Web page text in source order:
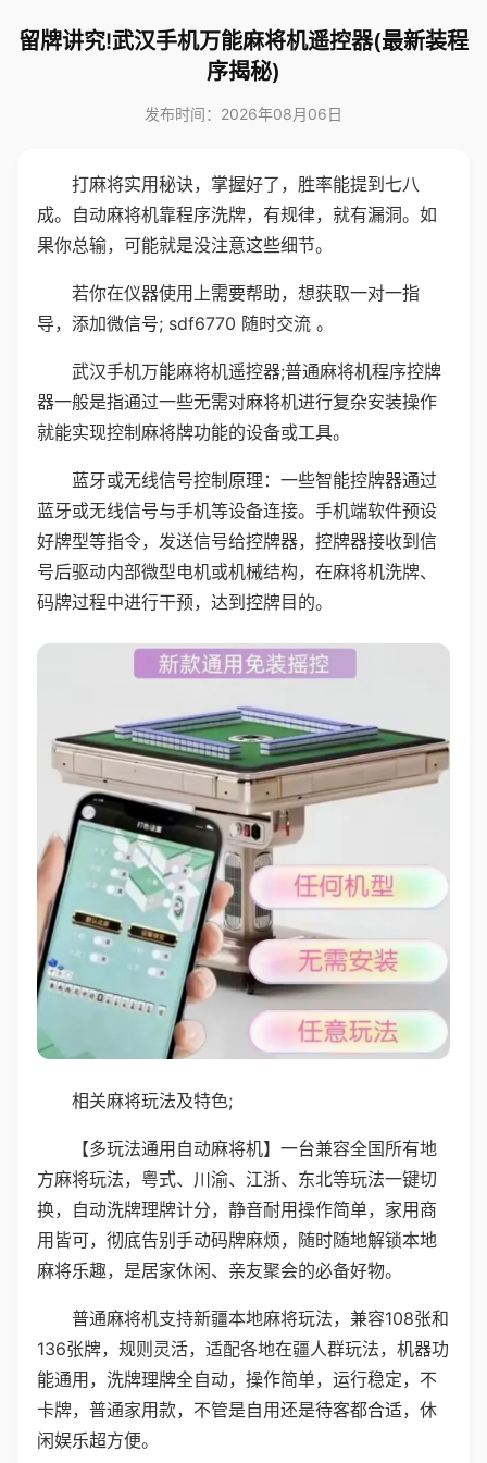
留牌讲究!武汉手机万能麻将机遥控器(最新装程
序揭秘)
发布时间：2026年08月06日
打麻将实用秘诀，掌握好了，胜率能提到七八
成。自动麻将机靠程序洗牌，有规律，就有漏洞。如
果你总输，可能就是没注意这些细节。
若你在仪器使用上需要帮助，想获取一对一指
导，添加微信号; sdf6770 随时交流 。
武汉手机万能麻将机遥控器;普通麻将机程序控牌
器一般是指通过一些无需对麻将机进行复杂安装操作
就能实现控制麻将牌功能的设备或工具。
蓝牙或无线信号控制原理：一些智能控牌器通过
蓝牙或无线信号与手机等设备连接。手机端软件预设
好牌型等指令，发送信号给控牌器，控牌器接收到信
号后驱动内部微型电机或机械结构，在麻将机洗牌、
码牌过程中进行干预，达到控牌目的。
相关麻将玩法及特色;
【多玩法通用自动麻将机】一台兼容全国所有地
方麻将玩法，粤式、川渝、江浙、东北等玩法一键切
换，自动洗牌理牌计分，静音耐用操作简单，家用商
用皆可，彻底告别手动码牌麻烦，随时随地解锁本地
麻将乐趣，是居家休闲、亲友聚会的必备好物。
普通麻将机支持新疆本地麻将玩法，兼容108张和
136张牌，规则灵活，适配各地在疆人群玩法，机器功
能通用，洗牌理牌全自动，操作简单，运行稳定，不
卡牌，普通家用款，不管是自用还是待客都合适，休
闲娱乐超方便。